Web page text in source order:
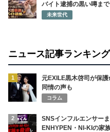
バイト逮捕の黒い噂まで
未来世代
ニュース記事ランキング
1
元EXILE黒木啓司が保
同情の声も
コラム
2
SNSインフルエンサー
ENHYPEN・NI-KIの家